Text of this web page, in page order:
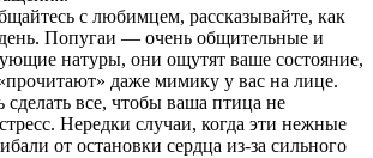
с любимцем, рассказывайте, как
Попугаи — очень общительные и
натуры, они ощутят ваше состояние,
даже мимику у вас на лице.
сделать все, чтобы ваша птица не
Нередки случаи, когда эти нежные
от остановки сердца из-за сильного